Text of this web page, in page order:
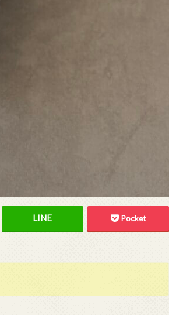
Pocket